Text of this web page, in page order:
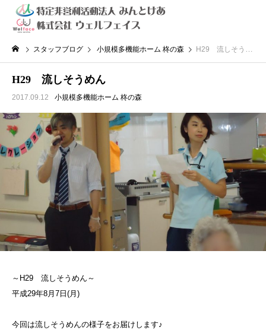
スタッフブログ 小規模多機能ホーム 柊の森 H29 流しそうめん
H29 流しそうめん
2017.09.12 小規模多機能ホーム 柊の森
～H29 流しそうめん～
平成29年8月7日(月)
今回は流しそうめんの様子をお届けします♪